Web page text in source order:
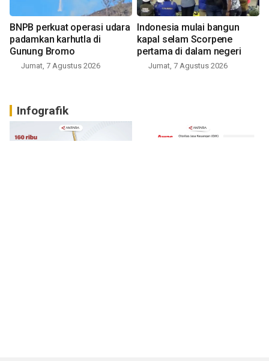
BNPB perkuat operasi udara
padamkan karhutla di
Gunung Bromo
Jumat, 7 Agustus 2026
Indonesia mulai bangun
kapal selam Scorpene
pertama di dalam negeri
Jumat, 7 Agustus 2026
Infografik